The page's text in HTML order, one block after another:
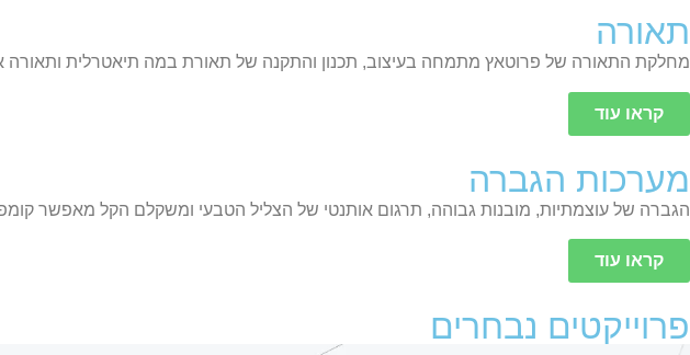
קראו עוד
קראו עוד
פרוייקטים נבחרים